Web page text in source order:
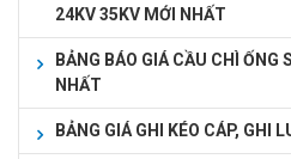
24KV 35KV MỚI NHẤT
BẢNG BÁO GIÁ CẦU CHÌ ỐNG
NHẤT
BẢNG GIÁ GHI KÉO CÁP, GHI